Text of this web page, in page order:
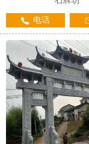
电话